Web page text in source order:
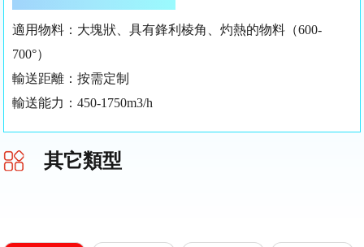
適用物料：大塊狀、具有鋒利棱角、灼熱的物料（600-
700°）
輸送距離：按需定制
輸送能力：450-1750m3/h
其它類型